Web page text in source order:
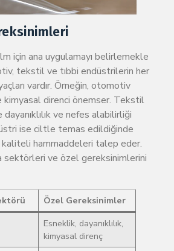
için ana uygulamayı belirlemekle
tekstil ve tıbbi endüstrilerin her
vardır. Örneğin, otomotiv
direnci önemser. Tekstil
ve nefes alabilirliği
ise ciltle temas edildiğinde
hammaddeleri talep eder.
sektörleri ve özel gereksinimlerini
Özel Gereksinimler
Esneklik, dayanıklılık,
kimyasal direnç